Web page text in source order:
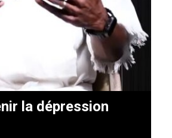
la dépression